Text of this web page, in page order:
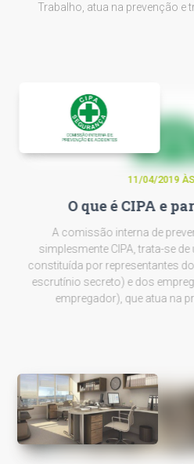
Trabalho, atua na prevenção e
11/04/2019
O que é CIPA e
A comissão interna de
simplesmente CIPA, trata-se
constituída por representantes
escrutínio secreto) e dos
empregador), que atua na